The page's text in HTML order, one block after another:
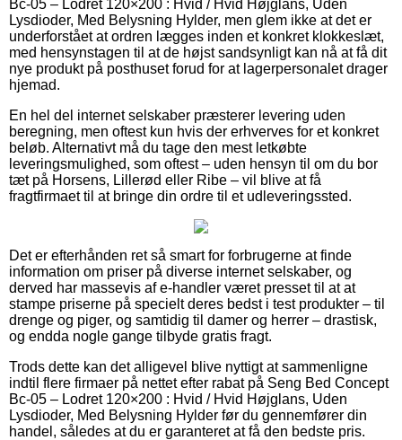
Bc-05 – Lodret 120×200 : Hvid / Hvid Højglans, Uden
Lysdioder, Med Belysning Hylder, men glem ikke at det er
underforstået at ordren lægges inden et konkret klokkeslæt,
med hensynstagen til at de højst sandsynligt kan nå at få dit
nye produkt på posthuset forud for at lagerpersonalet drager
hjemad.
En hel del internet selskaber præsterer levering uden
beregning, men oftest kun hvis der erhverves for et konkret
beløb. Alternativt må du tage den mest letkøbte
leveringsmulighed, som oftest – uden hensyn til om du bor
tæt på Horsens, Lillerød eller Ribe – vil blive at få
fragtfirmaet til at bringe din ordre til et udleveringssted.
Det er efterhånden ret så smart for forbrugerne at finde
information om priser på diverse internet selskaber, og
derved har massevis af e-handler været presset til at at
stampe priserne på specielt deres bedst i test produkter – til
drenge og piger, og samtidig til damer og herrer – drastisk,
og endda nogle gange tilbyde gratis fragt.
Trods dette kan det alligevel blive nyttigt at sammenligne
indtil flere firmaer på nettet efter rabat på Seng Bed Concept
Bc-05 – Lodret 120×200 : Hvid / Hvid Højglans, Uden
Lysdioder, Med Belysning Hylder før du gennemfører din
handel, således at du er garanteret at få den bedste pris.